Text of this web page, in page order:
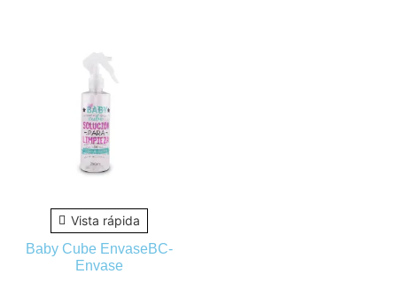
Vista rápida
Baby Cube EnvaseBC-
Envase